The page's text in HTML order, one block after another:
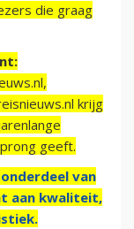
die graag
krijg
geeft.
van
aan kwaliteit,